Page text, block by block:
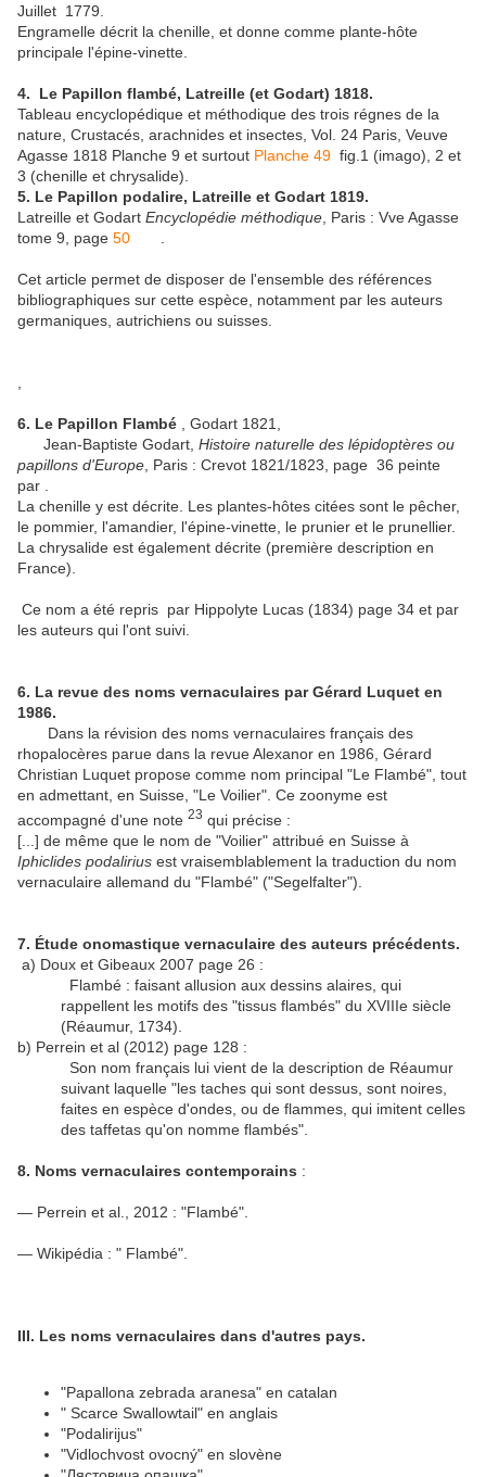
Juillet 1779.
Engramelle décrit la chenille, et donne comme plante-hôte
principale l'épine-vinette.
4. Le Papillon flambé, Latreille (et Godart) 1818.
Tableau encyclopédique et méthodique des trois régnes de la
nature, Crustacés, arachnides et insectes, Vol. 24 Paris, Veuve
Agasse 1818 Planche 9 et surtout Planche 49 fig.1 (imago), 2 et
3 (chenille et chrysalide).
5. Le Papillon podalire, Latreille et Godart 1819.
Latreille et Godart Encyclopédie méthodique , Paris : Vve Agasse
tome 9, page 50
Cet article permet de disposer de l'ensemble des références
bibliographiques sur cette espèce, notamment par les auteurs
germaniques, autrichiens ou suisses.
6. Le Papillon Flambé
, Godart 1821,
Jean-Baptiste Godart, Histoire naturelle des lépidoptères ou
papillons d'Europe , Paris : Crevot 1821/1823, page 36 peinte
par .
La chenille y est décrite. Les plantes-hôtes citées sont le pêcher,
le pommier, l'amandier, l'épine-vinette, le prunier et le prunellier.
La chrysalide est également décrite (première description en
France).
Ce nom a été repris par Hippolyte Lucas (1834) page 34 et par
les auteurs qui l'ont suivi.
6. La revue des noms vernaculaires par Gérard Luquet en
1986.
Dans la révision des noms vernaculaires français des
rhopalocères parue dans la revue Alexanor en 1986, Gérard
Christian Luquet propose comme nom principal "Le Flambé", tout
en admettant, en Suisse, "Le Voilier". Ce zoonyme est
accompagné d'une note 23 qui précise :
[...] de même que le nom de "Voilier" attribué en Suisse à
Iphiclides podalirius est vraisemblablement la traduction du nom
vernaculaire allemand du "Flambé" ("Segelfalter").
7. Étude onomastique vernaculaire des auteurs précédents.
a) Doux et Gibeaux 2007 page 26 :
Flambé : faisant allusion aux dessins alaires, qui
rappellent les motifs des "tissus flambés" du XVIIIe siècle
(Réaumur, 1734).
b) Perrein et al (2012) page 128 :
Son nom français lui vient de la description de Réaumur
suivant laquelle "les taches qui sont dessus, sont noires,
faites en espèce d'ondes, ou de flammes, qui imitent celles
des taffetas qu'on nomme flambés".
8. Noms vernaculaires contemporains :
— Perrein et al., 2012 : "Flambé".
— Wikipédia : " Flambé".
III. Les noms vernaculaires dans d'autres pays.
"Papallona zebrada aranesa" en catalan
" Scarce Swallowtail" en anglais
"Podalirijus"
"Vidlochvost ovocný" en slovène